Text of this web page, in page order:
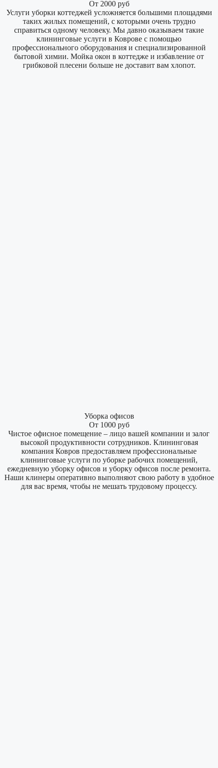
От 2000 руб
Услуги уборки коттеджей усложняется большими площадями
таких жилых помещений, с которыми очень трудно
справиться одному человеку. Мы давно оказываем такие
клининговые услуги в Коврове с помощью
профессионального оборудования и специализированной
бытовой химии. Мойка окон в коттедже и избавление от
грибковой плесени больше не доставит вам хлопот.
Уборка офисов
От 1000 руб
Чистое офисное помещение – лицо вашей компании и залог
высокой продуктивности сотрудников. Клининговая
компания Ковров предоставляем профессиональные
клининговые услуги по уборке рабочих помещений,
ежедневную уборку офисов и уборку офисов после ремонта.
Наши клинеры оперативно выполняют свою работу в удобное
для вас время, чтобы не мешать трудовому процессу.